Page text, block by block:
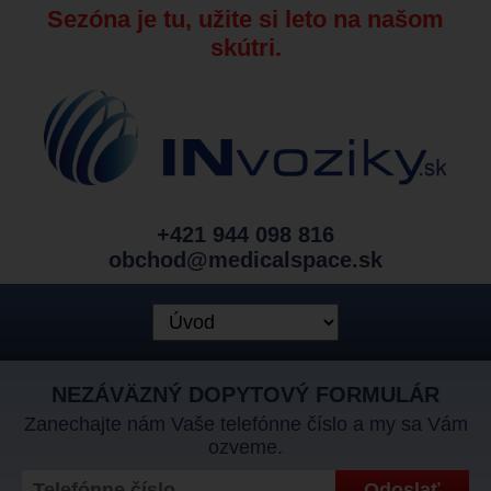
Sezóna je tu, užite si leto na našom
skútri.
+421 944 098 816
obchod@medicalspace.sk
NEZÁVÄZNÝ DOPYTOVÝ FORMULÁR
Zanechajte nám Vaše telefónne číslo a my sa Vám
ozveme.